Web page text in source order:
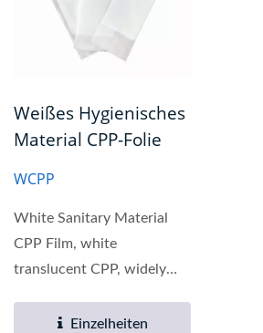
Weißes Hygienisches
Material CPP-Folie
WCPP
White Sanitary Material
CPP Film, white
translucent CPP, widely
packaging....Einzelheiten